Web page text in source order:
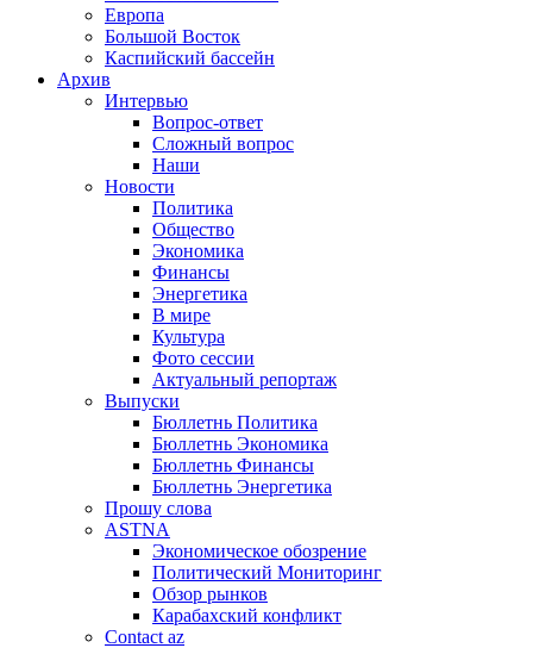
Европа
Большой Восток
Каспийский бассейн
Архив
Интервью
Вопрос-ответ
Сложный вопрос
Наши
Новости
Политика
Общество
Экономика
Финансы
Энергетика
В мире
Культура
Фото сессии
Актуальный репортаж
Выпуски
Бюллетнь Политика
Бюллетнь Экономика
Бюллетнь Финансы
Бюллетнь Энергетика
Прошу слова
ASTNA
Экономическое обозрение
Политический Мониторинг
Обзор рынков
Карабахский конфликт
Contact az